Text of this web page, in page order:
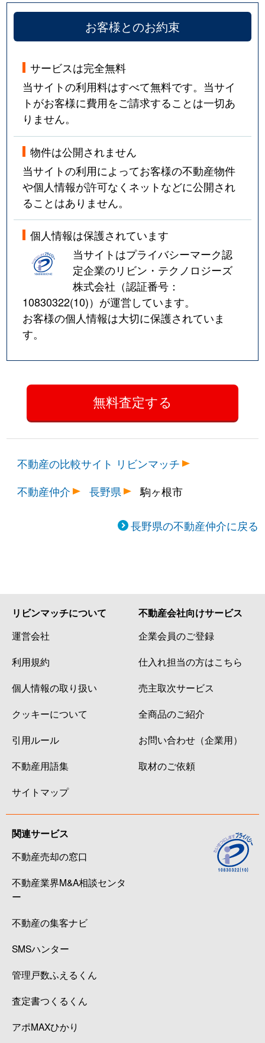
お客様とのお約束
サービスは完全無料
当サイトの利用料はすべて無料です。当サイ
トがお客様に費用をご請求することは一切あ
りません。
物件は公開されません
当サイトの利用によってお客様の不動産物件
や個人情報が許可なくネットなどに公開され
ることはありません。
個人情報は保護されています
当サイトはプライバシーマーク認
定企業のリビン・テクノロジーズ
株式会社（認証番号：
10830322(10)）が運営しています。
お客様の個人情報は大切に保護されていま
す。
不動産の比較サイト リビンマッチ
不動産仲介
長野県 駒ヶ根市
長野県の不動産仲介に戻る
リビンマッチについて
運営会社
利用規約
個人情報の取り扱い
クッキーについて
引用ルール
不動産用語集
サイトマップ
不動産会社向けサービス
企業会員のご登録
仕入れ担当の方はこちら
売主取次サービス
全商品のご紹介
お問い合わせ（企業用）
取材のご依頼
関連サービス
不動産売却の窓口
不動産業界M&A相談センタ
ー
不動産の集客ナビ
SMSハンター
管理戸数ふえるくん
査定書つくるくん
アポMAXひかり